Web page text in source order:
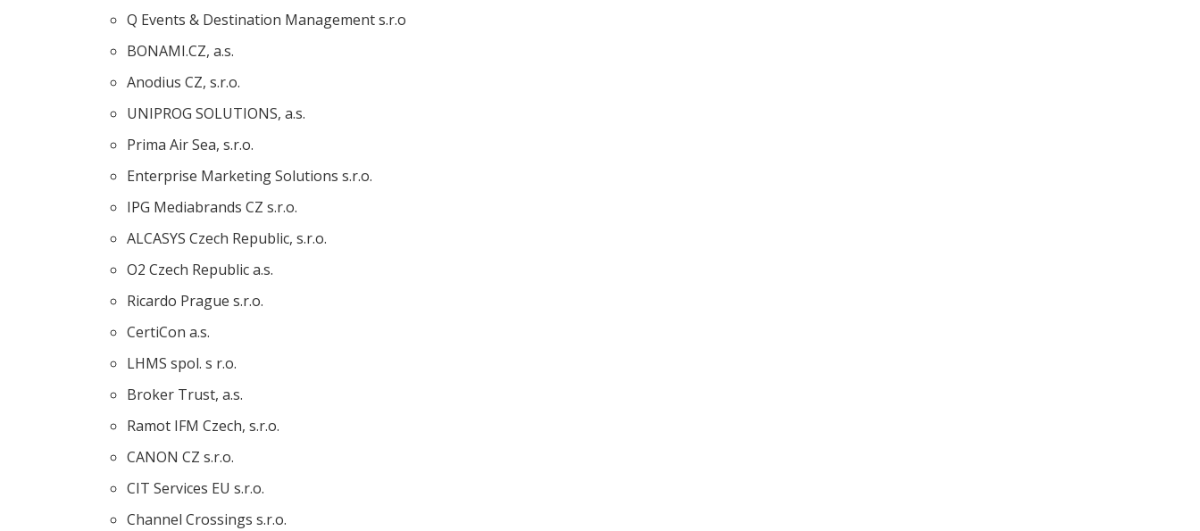
Q Events & Destination Management s.r.o
BONAMI.CZ, a.s.
Anodius CZ, s.r.o.
UNIPROG SOLUTIONS, a.s.
Prima Air Sea, s.r.o.
Enterprise Marketing Solutions s.r.o.
IPG Mediabrands CZ s.r.o.
ALCASYS Czech Republic, s.r.o.
O2 Czech Republic a.s.
Ricardo Prague s.r.o.
CertiCon a.s.
LHMS spol. s r.o.
Broker Trust, a.s.
Ramot IFM Czech, s.r.o.
CANON CZ s.r.o.
CIT Services EU s.r.o.
Channel Crossings s.r.o.